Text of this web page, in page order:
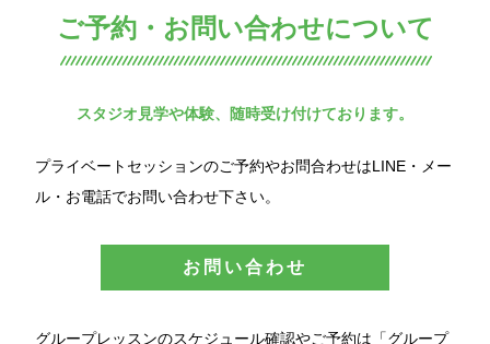
ご予約・お問い合わせについて
スタジオ見学や体験、随時受け付けております。
プライベートセッションのご予約やお問合わせはLINE・メー
ル・お電話でお問い合わせ下さい。
お問い合わせ
グループレッスンのスケジュール確認やご予約は「グループ